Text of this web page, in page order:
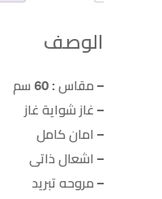
الوصف
– مقاس : 60 سم
– غاز شواية غاز
– امان كامل
– اشعال ذاتى
– مروحه تبريد